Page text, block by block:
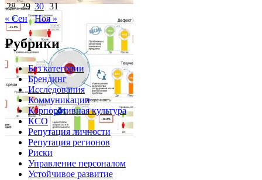
28 29 30 31
« Сен
Ноя »
Рубрики
Без категории
Брендинг
Исследования
Коммуникации
Корпоративная культура
КСО
Репутация личности
Репутация регионов
Риски
Управление персоналом
Устойчивое развитие